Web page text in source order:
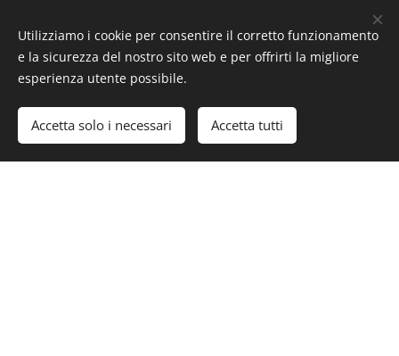
Relooking
per "vestire" di
nuovo la tua
Interior
Design
per interventi
dalla A alla Z
oppure anche
solo per un
Personal
Shopping
ti prenderò per
guiderò nelle
Utilizziamo i cookie per consentire il corretto funzionamento
e la sicurezza del nostro sito web e per offrirti la migliore
esperienza utente possibile.
Accetta solo i necessari Accetta tutti